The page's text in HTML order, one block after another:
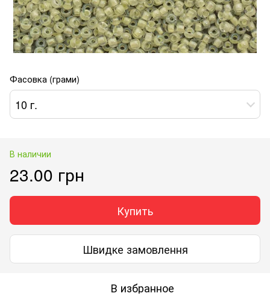
Фасовка (грами)
10 г.
В наличии
23.00 грн
Купить
Швидке замовлення
В избранное